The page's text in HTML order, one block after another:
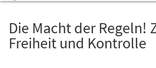
Die Macht der Regeln!
Freiheit und Kontrolle